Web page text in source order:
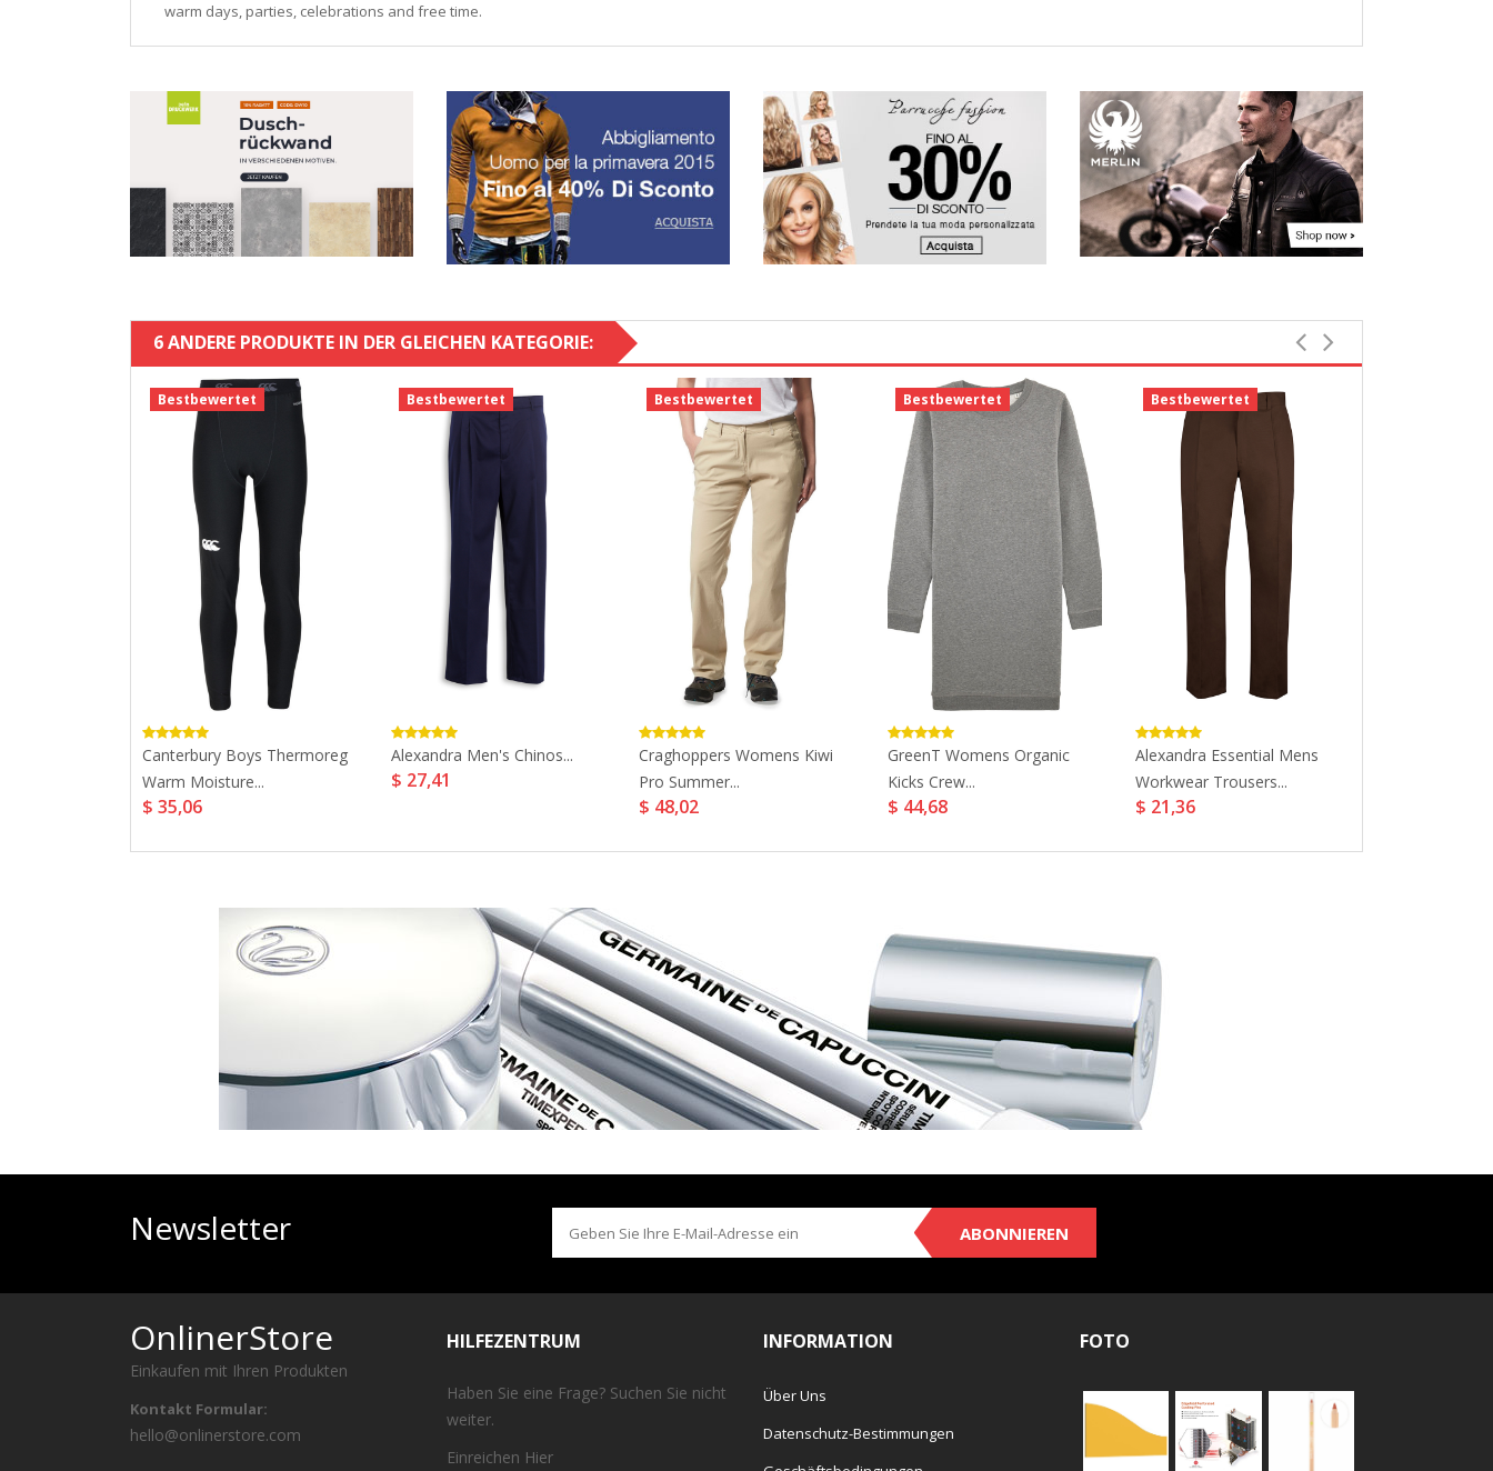
warm days, parties, celebrations and free time.
6 ANDERE PRODUKTE IN DER GLEICHEN KATEGORIE:
Bestbewertet
Canterbury Boys Thermoreg
Warm Moisture...
$ 35,06
Bestbewertet
Alexandra Men's Chinos...
$ 27,41
Bestbewertet
Craghoppers Womens Kiwi
Pro Summer...
$ 48,02
Bestbewertet
GreenT Womens Organic
Kicks Crew...
$ 44,68
Bestbewertet
Alexandra Essential Mens
Workwear Trousers...
$ 21,36
Newsletter ABONNIEREN
OnlinerStore
Einkaufen mit Ihren Produkten
Kontakt Formular:
hello@onlinerstore.com
HILFEZENTRUM
Haben Sie eine Frage? Suchen Sie nicht
weiter.
Einreichen Hier
INFORMATION
Über Uns
Datenschutz-Bestimmungen
FOTO